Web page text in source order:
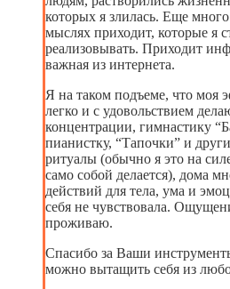
которых я злилась. Еще
мыслях приходит, которые я
реализовывать. Приходит
важная из интернета.
Я на таком подъеме, что моя
легко и с удовольствием
концентрации, гимнастику
пианистку, “Тапочки” и
ритуалы (обычно я это на
само собой делается), дома
действий для тела, ума и
себя не чувствовала.
проживаю.
Спасибо за Ваши
можно вытащить себя из